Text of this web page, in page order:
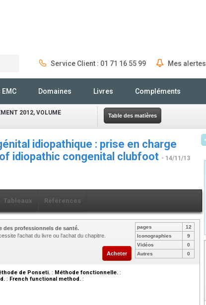
Service Client : 01 71 16 55 99 Mes alertes
Domaines Livres Compléments
2012, VOLUME
Table des matières
idiopathique : prise en charge
idiopathic congenital clubfoot - 14/11/13
Tableaux Références
des professionnels de santé.
l'achat du livre ou l'achat du chapitre.
Acheter
pages
12
Iconographies
9
Vidéos
0
Autres
0
de Ponseti. : Méthode fonctionnelle. :
: French functional method. :